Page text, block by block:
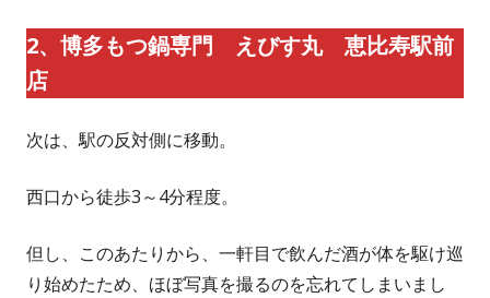
2、博多もつ鍋専門 えびす丸 恵比寿駅前
店
次は、駅の反対側に移動。
西口から徒歩3～4分程度。
但し、このあたりから、一軒目で飲んだ酒が体を駆け巡
り始めたため、ほぼ写真を撮るのを忘れてしまいまし